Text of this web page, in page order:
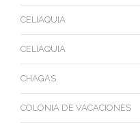
CELIAQUIA
CELIAQUIA
CHAGAS
COLONIA DE VACACIONES